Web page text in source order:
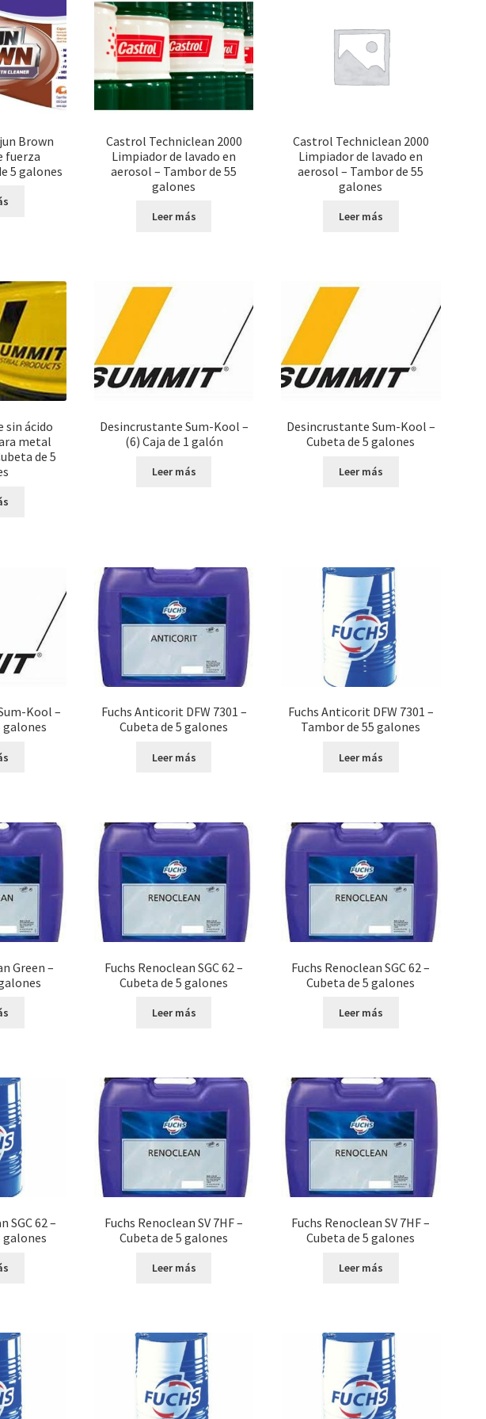
Brown
fuerza
5 galones
Castrol Techniclean 2000
Limpiador de lavado en
aerosol – Tambor de 55
galones
Leer más
Castrol Techniclean 2000
Limpiador de lavado en
aerosol – Tambor de 55
galones
Leer más
sin ácido
metal
de 5
Desincrustante Sum-Kool –
(6) Caja de 1 galón
Leer más
Desincrustante Sum-Kool –
Cubeta de 5 galones
Leer más
Kool –
galones
Fuchs Anticorit DFW 7301 –
Cubeta de 5 galones
Leer más
Fuchs Anticorit DFW 7301 –
Tambor de 55 galones
Leer más
Green –
Fuchs Renoclean SGC 62 –
Cubeta de 5 galones
Leer más
Fuchs Renoclean SGC 62 –
Cubeta de 5 galones
Leer más
SGC 62 –
galones
Fuchs Renoclean SV 7HF –
Cubeta de 5 galones
Leer más
Fuchs Renoclean SV 7HF –
Cubeta de 5 galones
Leer más